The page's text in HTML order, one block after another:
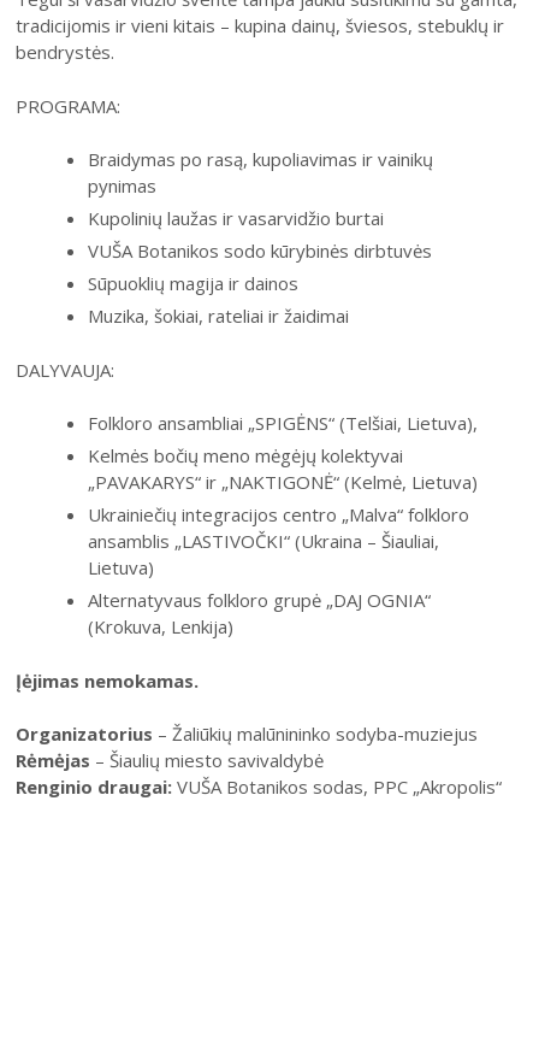
2018 (XV festivalis)
tradicijomis ir vieni kitais – kupina dainų, šviesos, stebuklų ir
bendrystės.
PROGRAMA:
Braidymas po rasą, kupoliavimas ir vainikų
pynimas
Kupolinių laužas ir vasarvidžio burtai
VUŠA Botanikos sodo kūrybinės dirbtuvės
Sūpuoklių magija ir dainos
Muzika, šokiai, rateliai ir žaidimai
DALYVAUJA:
Folkloro ansambliai „SPIGĖNS“ (Telšiai, Lietuva),
Kelmės bočių meno mėgėjų kolektyvai
„PAVAKARYS“ ir „NAKTIGONĖ“ (Kelmė, Lietuva)
Ukrainiečių integracijos centro „Malva“ folkloro
ansamblis „LASTIVOČKI“ (Ukraina – Šiauliai,
Lietuva)
Alternatyvaus folkloro grupė „DAJ OGNIA“
(Krokuva, Lenkija)
Įėjimas nemokamas.
Organizatorius – Žaliūkių malūnininko sodyba-muziejus
Rėmėjas – Šiaulių miesto savivaldybė
Renginio draugai: VUŠA Botanikos sodas, PPC „Akropolis“